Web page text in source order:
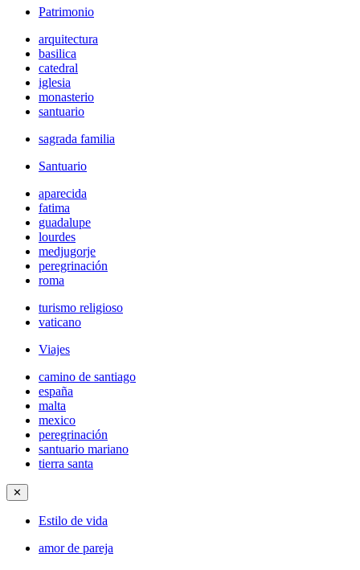
Patrimonio
arquitectura
basilica
catedral
iglesia
monasterio
santuario
sagrada familia
Santuario
aparecida
fatima
guadalupe
lourdes
medjugorje
peregrinación
roma
turismo religioso
vaticano
Viajes
camino de santiago
españa
malta
mexico
peregrinación
santuario mariano
tierra santa
✕
Estilo de vida
amor de pareja